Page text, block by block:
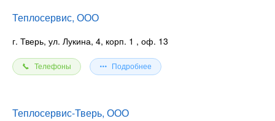
Теплосервис, ООО
г. Тверь, ул. Лукина, 4, корп. 1 , оф. 13
Телефоны Подробнее
Теплосервис-Тверь, ООО